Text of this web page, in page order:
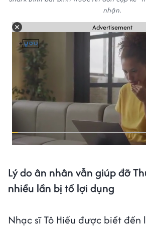
nhận.
Advertisement
Lý do ân nhân vẫn giúp đỡ
nhiều lần bị tố lợi dụng
Nhạc sĩ Tô Hiếu được biết đến